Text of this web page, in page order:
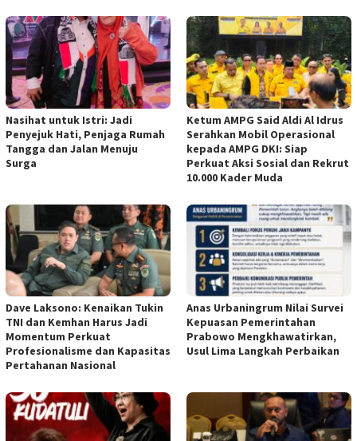
Nasihat untuk Istri: Jadi
Penyejuk Hati, Penjaga Rumah
Tangga dan Jalan Menuju
Surga
Ketum AMPG Said Aldi Al Idrus
Serahkan Mobil Operasional
kepada AMPG DKI: Siap
Perkuat Aksi Sosial dan Rekrut
10.000 Kader Muda
Dave Laksono: Kenaikan Tukin
TNI dan Kemhan Harus Jadi
Momentum Perkuat
Profesionalisme dan Kapasitas
Pertahanan Nasional
Anas Urbaningrum Nilai Survei
Kepuasan Pemerintahan
Prabowo Mengkhawatirkan,
Usul Lima Langkah Perbaikan